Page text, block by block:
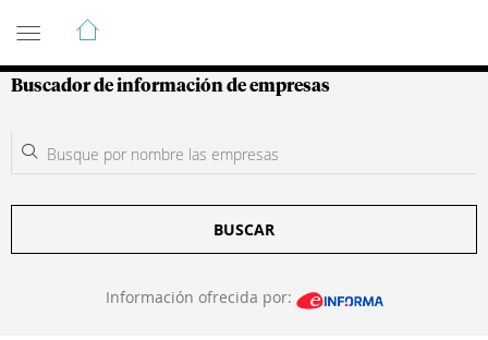
Guía de Empresas Colombianas
Buscador de información de empresas
BUSCAR
Información ofrecida por: